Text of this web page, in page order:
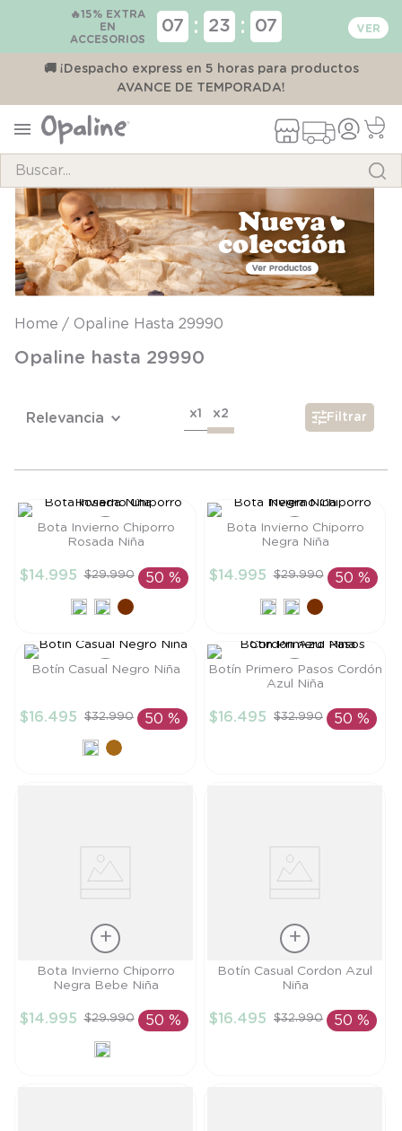
🔥15% EXTRA
EN
ACCESORIOS
07 : 23 : 06
🚚 ¡Despacho express en 5 horas para productos
AVANCE DE TEMPORADA!
Opaline Hasta 29990
Opaline hasta 29990
Relevancia x1 x2 Filtrar
Bota Invierno Chiporro
Rosada Niña
$14.995 $29.990 50 %
Bota Invierno Chiporro
Negra Niña
$14.995 $29.990 50 %
Botín Casual Negro Niña
$16.495 $32.990 50 %
Botín Primero Pasos Cordón
Azul Niña
$16.495 $32.990 50 %
Talla
AÑADIR AL
CARRITO
Bota Invierno Chiporro
Negra Bebe Niña
$14.995 $29.990 50 %
Talla
AÑADIR AL
Botín Casual Cordon Azul
Niña
$16.495 $32.990 50 %
TÉRMINOS MÁS BUSCADOS
1.
pijama
2.
calcetines
zapatillas
6
manta
8.
saco dormir
saco
10. zapatillas niño